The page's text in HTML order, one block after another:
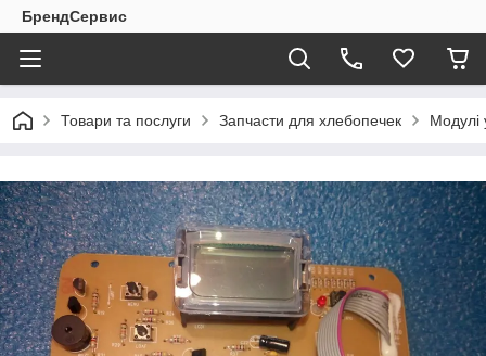
БрендСервис
Товари та послуги Запчасти для хлебопечек Модулі